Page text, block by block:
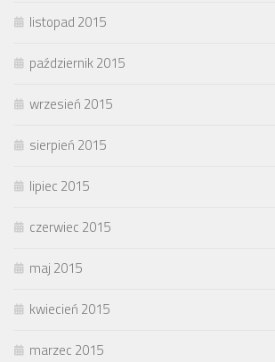
listopad 2015
październik 2015
wrzesień 2015
sierpień 2015
lipiec 2015
czerwiec 2015
maj 2015
kwiecień 2015
marzec 2015